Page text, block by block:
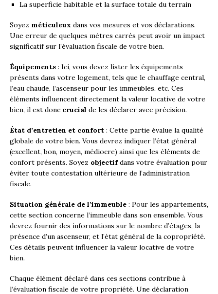
La superficie habitable et la surface totale du terrain
Soyez méticuleux dans vos mesures et vos déclarations.
Une erreur de quelques mètres carrés peut avoir un impact
significatif sur l’évaluation fiscale de votre bien.
Équipements : Ici, vous devez lister les équipements
présents dans votre logement, tels que le chauffage central,
l’eau chaude, l’ascenseur pour les immeubles, etc. Ces
éléments influencent directement la valeur locative de votre
bien, il est donc crucial de les déclarer avec précision.
État d’entretien et confort : Cette partie évalue la qualité
globale de votre bien. Vous devrez indiquer l’état général
(excellent, bon, moyen, médiocre) ainsi que les éléments de
confort présents. Soyez objectifdans votre évaluation pour
éviter toute contestation ultérieure de l’administration
fiscale.
Situation générale de l’immeuble : Pour les appartements,
cette section concerne l’immeuble dans son ensemble. Vous
devrez fournir des informations sur le nombre d’étages, la
présence d’un ascenseur, et l’état général de la copropriété.
Ces détails peuvent influencer la valeur locative de votre
bien.
Chaque élément déclaré dans ces sections contribue à
l’évaluation fiscale de votre propriété. Une déclaration